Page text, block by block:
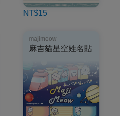
NT$15
majimeow
麻吉貓星空姓名貼